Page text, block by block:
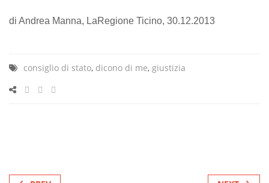
di Andrea Manna, LaRegione Ticino, 30.12.2013
consiglio di stato, dicono di me, giustizia